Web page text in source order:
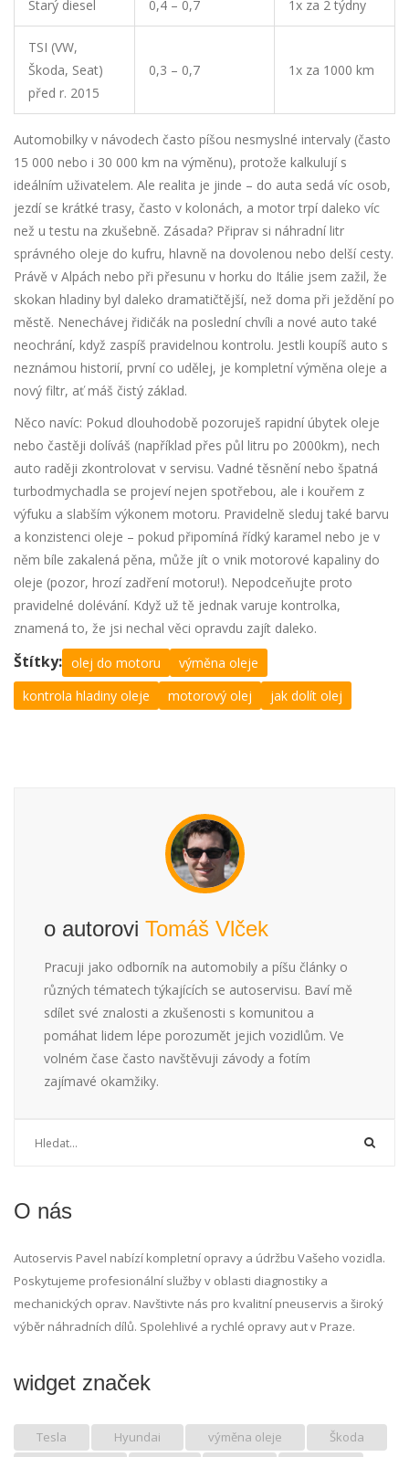
Starý diesel 0,4 – 0,7 1x za 2 týdny
TSI (VW,
Škoda, Seat)
před r. 2015
0,3 – 0,7 1x za 1000 km
Automobilky v návodech často píšou nesmyslné intervaly (často
15 000 nebo i 30 000 km na výměnu), protože kalkulují s
ideálním uživatelem. Ale realita je jinde – do auta sedá víc osob,
jezdí se krátké trasy, často v kolonách, a motor trpí daleko víc
než u testu na zkušebně. Zásada? Připrav si náhradní litr
správného oleje do kufru, hlavně na dovolenou nebo delší cesty.
Právě v Alpách nebo při přesunu v horku do Itálie jsem zažil, že
skokan hladiny byl daleko dramatičtější, než doma při ježdění po
městě. Nenechávej řidičák na poslední chvíli a nové auto také
neochrání, když zaspíš pravidelnou kontrolu. Jestli koupíš auto s
neznámou historií, první co udělej, je kompletní výměna oleje a
nový filtr, ať máš čistý základ.
Něco navíc: Pokud dlouhodobě pozoruješ rapidní úbytek oleje
nebo častěji dolíváš (například přes půl litru po 2000km), nech
auto raději zkontrolovat v servisu. Vadné těsnění nebo špatná
turbodmychadla se projeví nejen spotřebou, ale i kouřem z
výfuku a slabším výkonem motoru. Pravidelně sleduj také barvu
a konzistenci oleje – pokud připomíná řídký karamel nebo je v
něm bíle zakalená pěna, může jít o vnik motorové kapaliny do
oleje (pozor, hrozí zadření motoru!). Nepodceňujte proto
pravidelné dolévání. Když už tě jednak varuje kontrolka,
znamená to, že jsi nechal věci opravdu zajít daleko.
Štítky: olej do motoru
výměna oleje
kontrola hladiny oleje
motorový olej jak dolít olej
o autorovi Tomáš Vlček
Pracuji jako odborník na automobily a píšu články o
různých tématech týkajících se autoservisu. Baví mě
sdílet své znalosti a zkušenosti s komunitou a
pomáhat lidem lépe porozumět jejich vozidlům. Ve
volném čase často navštěvuji závody a fotím
zajímavé okamžiky.
O nás
Autoservis Pavel nabízí kompletní opravy a údržbu Vašeho vozidla.
Poskytujeme profesionální služby v oblasti diagnostiky a
mechanických oprav. Navštivte nás pro kvalitní pneuservis a široký
výběr náhradních dílů. Spolehlivé a rychlé opravy aut v Praze.
widget značek
Tesla Hyundai výměna oleje Škoda